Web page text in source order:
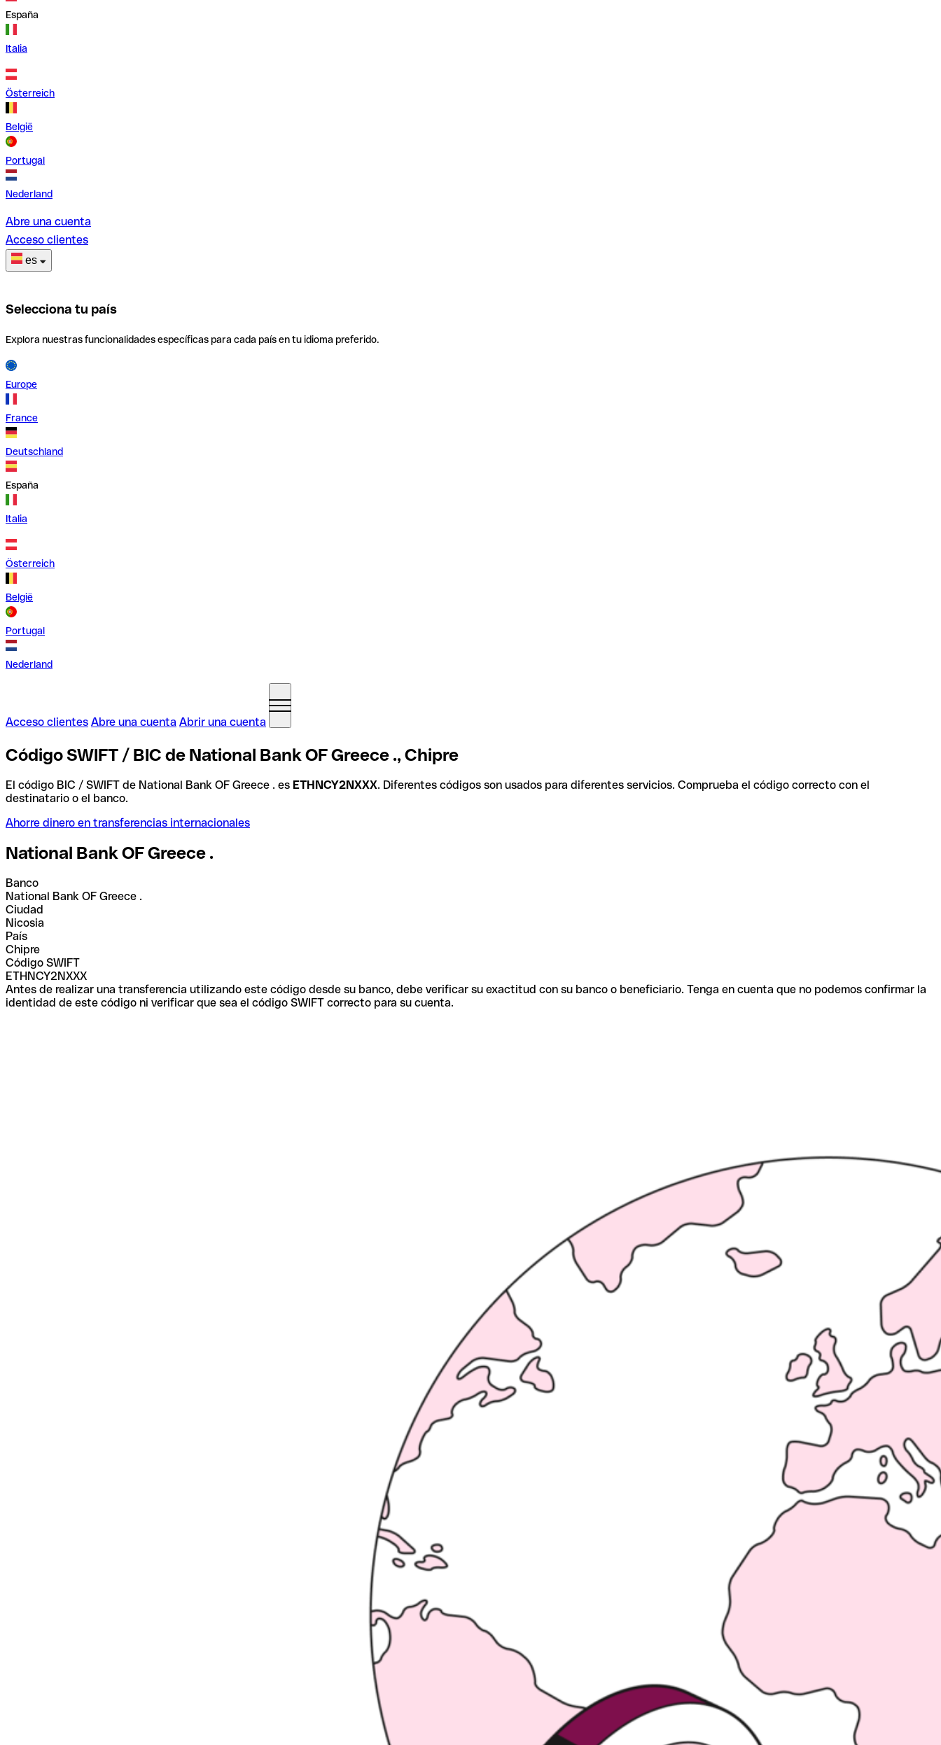
España
Italia
Österreich
België
Portugal
Nederland
Abre una cuenta
Acceso clientes
es
Selecciona tu país
Explora nuestras funcionalidades específicas para cada país en tu idioma preferido.
Europe
France
Deutschland
España
Italia
Österreich
België
Portugal
Nederland
Acceso clientes Abre una cuenta Abrir una cuenta
Código SWIFT / BIC de National Bank OF Greece ., Chipre
El código BIC / SWIFT de National Bank OF Greece . es ETHNCY2NXXX. Diferentes códigos son usados para diferentes servicios. Comprueba el código correcto con el
destinatario o el banco.
Ahorre dinero en transferencias internacionales
National Bank OF Greece .
Banco
National Bank OF Greece .
Ciudad
Nicosia
País
Chipre
Código SWIFT
ETHNCY2NXXX
Antes de realizar una transferencia utilizando este código desde su banco, debe verificar su exactitud con su banco o beneficiario. Tenga en cuenta que no podemos confirmar la
identidad de este código ni verificar que sea el código SWIFT correcto para su cuenta.